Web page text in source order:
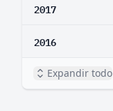
2017
2016
Expandir todo